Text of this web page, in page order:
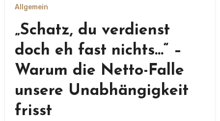
Allgemein
„Schatz, du verdienst
doch eh fast nichts…“ –
Warum die Netto-Falle
unsere Unabhängigkeit
frisst